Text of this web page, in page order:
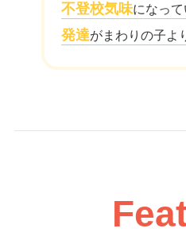
不登校気味になって
発達がまわりの子よ